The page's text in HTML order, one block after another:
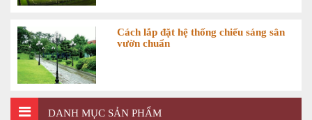
Cách lắp đặt hệ thống chiếu sáng sân
vườn chuẩn
DANH MỤC SẢN PHẨM